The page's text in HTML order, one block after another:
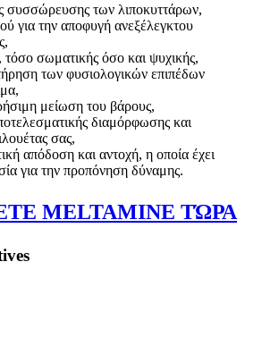
συσσώρευσης των λιποκυττάρων,
για την αποφυγή ανεξέλεγκτου
τόσο σωματικής όσο και ψυχικής,
των φυσιολογικών επιπέδων
μείωση του βάρους,
διαμόρφωσης και
σας,
απόδοση και αντοχή, η οποία έχει
για την προπόνηση δύναμης.
MELTAMINE ΤΏΡΑ